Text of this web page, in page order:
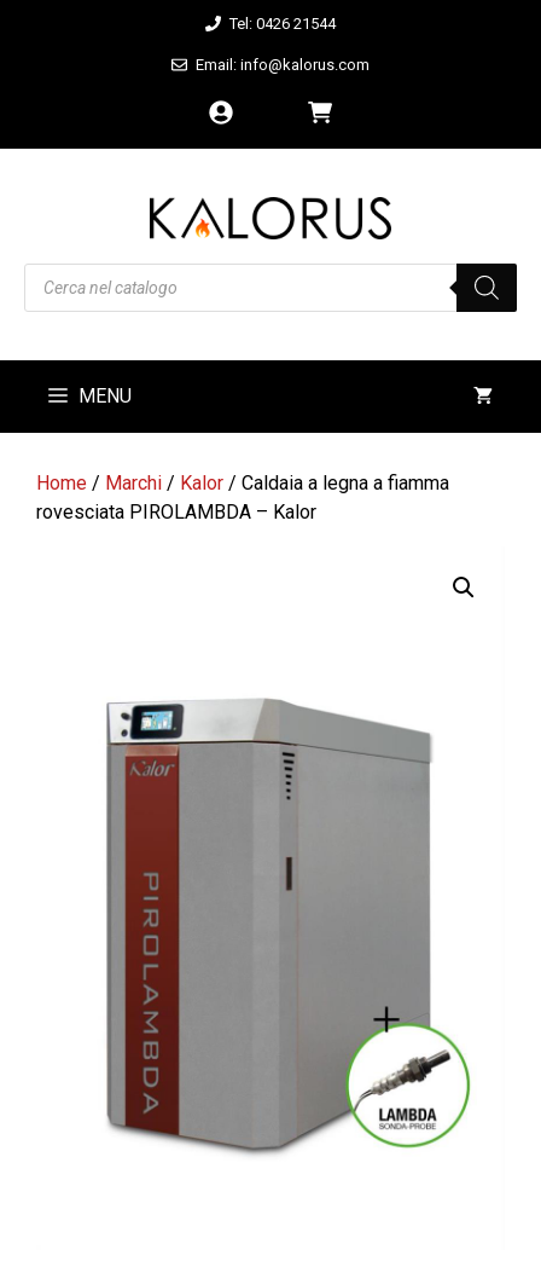
Tel: 0426 21544
Email: info@kalorus.com
Products
search
MENU
Home / Marchi / Kalor / Caldaia a legna a fiamma
rovesciata PIROLAMBDA – Kalor